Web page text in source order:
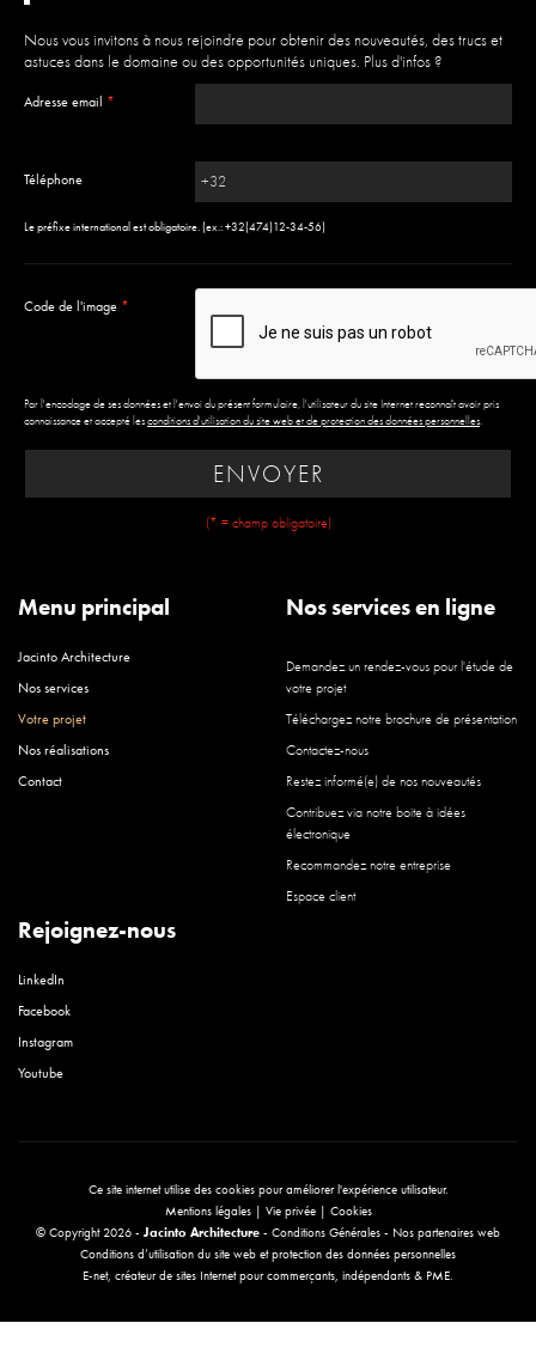
Nous vous invitons à nous rejoindre pour obtenir des nouveautés, des trucs et
astuces dans le domaine ou des opportunités uniques. Plus d'infos ?
Adresse email *
Téléphone
Le préfixe international est obligatoire. (ex.: +32(474)12-34-56)
Code de l'image *
Par l'encodage de ses données et l'envoi du présent formulaire, l'utilisateur du site Internet reconnaît avoir pris
connaissance et accepté lesconditions d'utilisation du site web et de protection des données personnelles.
ENVOYER
(* = champ obligatoire)
Menu principal
Jacinto Architecture
Nos services
Votre projet
Nos réalisations
Contact
Nos services en ligne
Demandez un rendez-vous pour l'étude de
votre projet
Téléchargez notre brochure de présentation
Contactez-nous
Restez informé(e) de nos nouveautés
Contribuez via notre boite à idées
électronique
Recommandez notre entreprise
Espace client
Rejoignez-nous
LinkedIn
Facebook
Instagram
Youtube
Ce site internet utilise des cookies pour améliorer l'expérience utilisateur.
Mentions légales| Vie privée| Cookies
© Copyright 2026 - Jacinto Architecture - Conditions Générales - Nos partenaires web
Conditions d’utilisation du site web et protection des données personnelles
E-net, créateur de sites Internet pour commerçants, indépendants & PME.